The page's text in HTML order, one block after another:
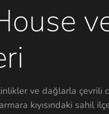
ve dağlarla çevrili
kıyısındaki sahil